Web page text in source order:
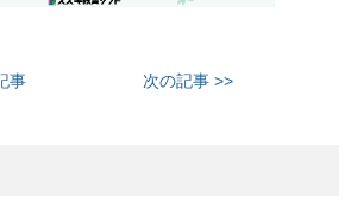
事 次の記事 >>